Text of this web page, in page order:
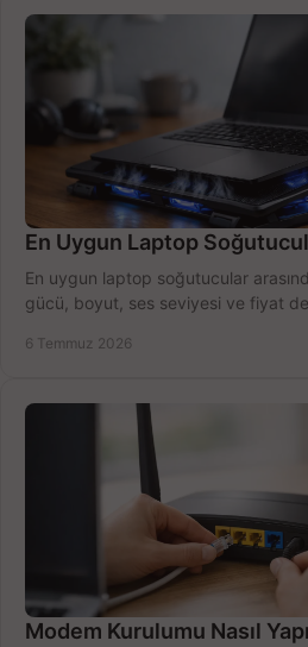
En Uygun Laptop
En uygun laptop soğutucular
gücü, boyut, ses seviyesi ve fiyat
6 Temmuz 2026
Modem Kurulumu Nasıl